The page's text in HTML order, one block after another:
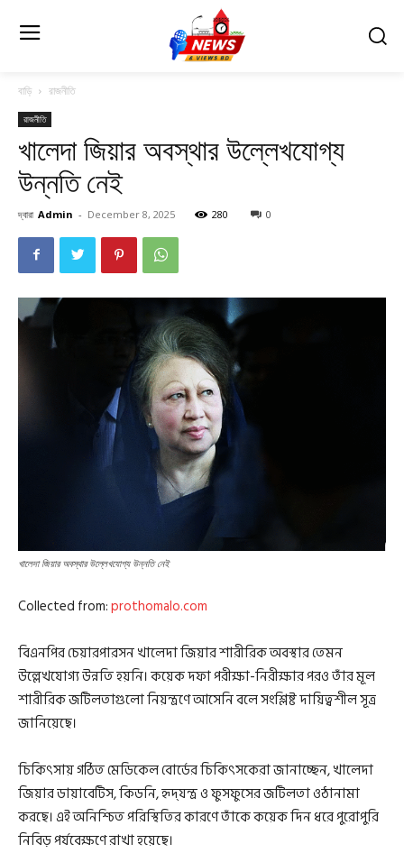
বাড়ি রাজনীতি
রাজনীতি
খালেদা জিয়ার অবস্থার উল্লেখযোগ্য
উন্নতি নেই
দ্বারা Admin - December 8, 2025 280 0
খালেদা জিয়ার অবস্থার উল্লেখযোগ্য উন্নতি নেই
Collected from:prothomalo.com
বিএনপির চেয়ারপারসন খালেদা জিয়ার শারীরিক অবস্থার তেমন
উল্লেখযোগ্য উন্নতি হয়নি। কয়েক দফা পরীক্ষা-নিরীক্ষার পরও তাঁর মূল
শারীরিক জটিলতাগুলো নিয়ন্ত্রণে আসেনি বলে সংশ্লিষ্ট দায়িত্বশীল সূত্র
জানিয়েছে।
চিকিৎসায় গঠিত মেডিকেল বোর্ডের চিকিৎসকেরা জানাচ্ছেন, খালেদা
জিয়ার ডায়াবেটিস, কিডনি, হৃদ্‌যন্ত্র ও ফুসফুসের জটিলতা ওঠানামা
করছে। এই অনিশ্চিত পরিস্থিতির কারণে তাঁকে কয়েক দিন ধরে পুরোপুরি
নিবিড় পর্যবেক্ষণে রাখা হয়েছে।